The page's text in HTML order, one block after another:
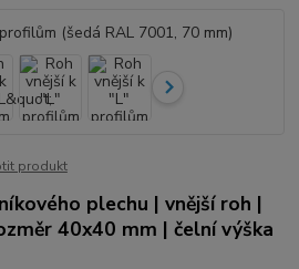
produkt
plechu | vnější roh |
40x40 mm | čelní výška